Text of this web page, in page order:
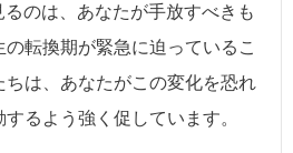
のは、あなたが手放すべきも
転換期が緊急に迫っているこ
ちは、あなたがこの変化を恐れ
るよう強く促しています。